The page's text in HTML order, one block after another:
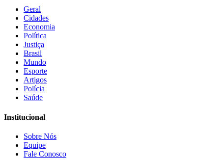
Geral
Cidades
Economia
Política
Justiça
Brasil
Mundo
Esporte
Artigos
Polícia
Saúde
Institucional
Sobre Nós
Equipe
Fale Conosco